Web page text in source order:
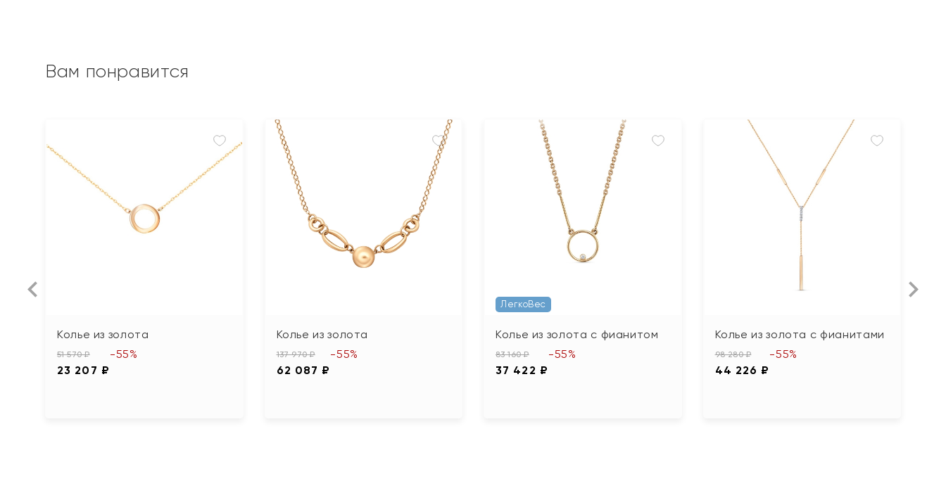
Вам понравится
Колье из золота
51 570 ₽
23 207 ₽
-55%
Колье из золота
137 970 ₽
62 087 ₽
-55%
ЛегкоВес
Колье из золота с фианитом
83 160 ₽
37 422 ₽
-55%
Колье из золота с фианитами
98 280 ₽
44 226 ₽
-55%